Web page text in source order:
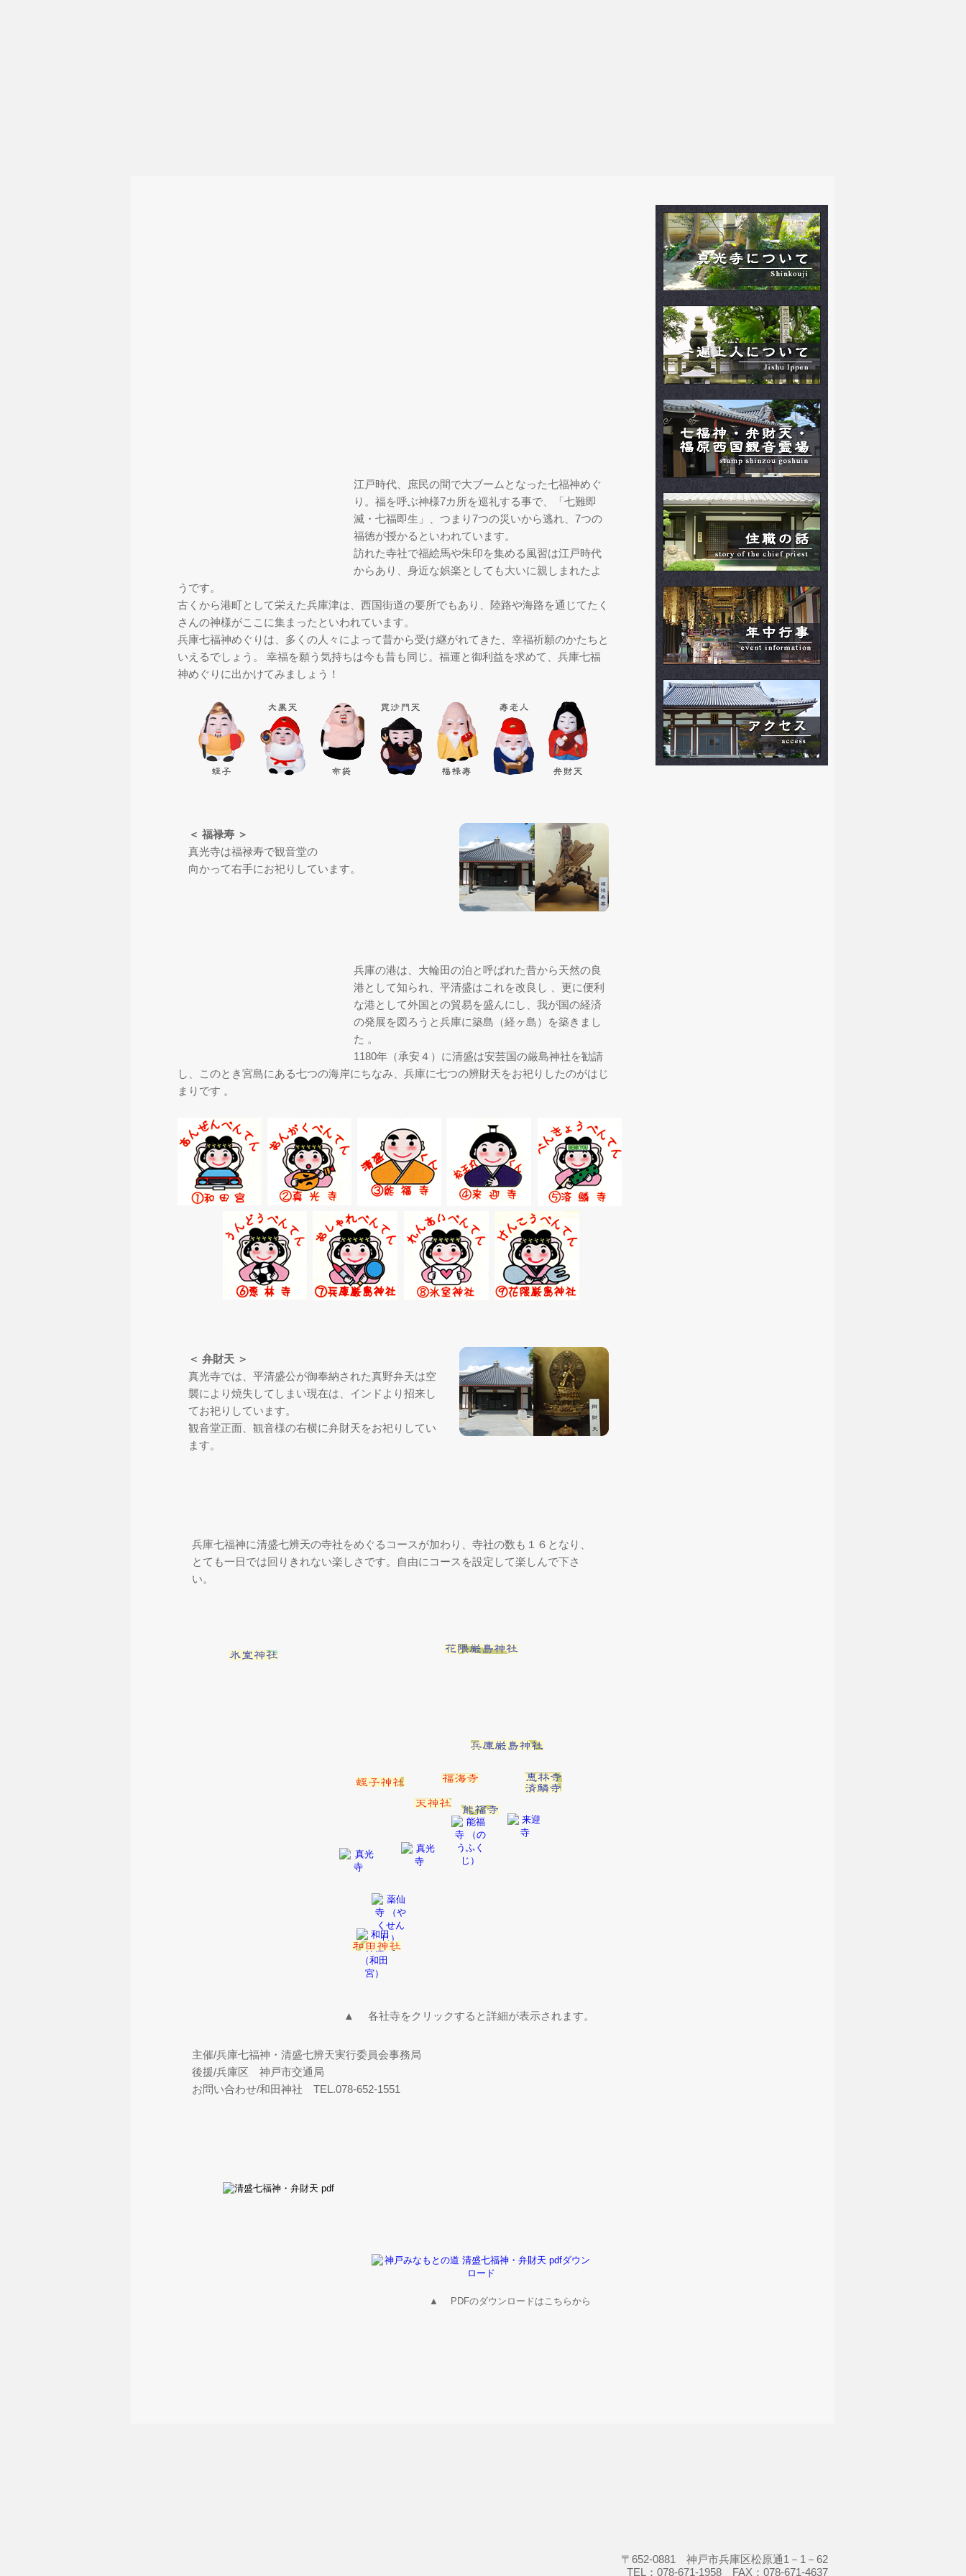
江戸時代、庶民の間で大ブームとなった七福神めぐ
り。福を呼ぶ神様7カ所を巡礼する事で、「七難即
滅・七福即生」、つまり7つの災いから逃れ、7つの
福徳が授かるといわれています。
訪れた寺社で福絵馬や朱印を集める風習は江戸時代
からあり、身近な娯楽としても大いに親しまれたよ
うです。
古くから港町として栄えた兵庫津は、西国街道の要所でもあり、陸路や海路を通じてたく
さんの神様がここに集まったといわれています。
兵庫七福神めぐりは、多くの人々によって昔から受け継がれてきた、幸福祈願のかたちと
いえるでしょう。 幸福を願う気持ちは今も昔も同じ。福運と御利益を求めて、兵庫七福
神めぐりに出かけてみましょう！
＜ 福禄寿 ＞
真光寺は福禄寿で観音堂の
向かって右手にお祀りしています。
兵庫の港は、大輪田の泊と呼ばれた昔から天然の良
港として知られ、平清盛はこれを改良し 、更に便利
な港として外国との貿易を盛んにし、我が国の経済
の発展を図ろうと兵庫に築島（経ヶ島）を築きまし
た 。
1180年（承安４）に清盛は安芸国の厳島神社を勧請
し、このとき宮島にある七つの海岸にちなみ、兵庫に七つの辨財天をお祀りしたのがはじ
まりです 。
＜ 弁財天 ＞
真光寺では、平清盛公が御奉納された真野弁天は空
襲により焼失してしまい現在は、インドより招来し
てお祀りしています。
観音堂正面、観音様の右横に弁財天をお祀りしてい
ます。
兵庫七福神に清盛七辨天の寺社をめぐるコースが加わり、寺社の数も１６となり、
とても一日では回りきれない楽しさです。自由にコースを設定して楽しんで下さ
い。
▲ 各社寺をクリックすると詳細が表示されます。
主催/兵庫七福神・清盛七辨天実行委員会事務局
後援/兵庫区 神戸市交通局
お問い合わせ/和田神社 TEL.078-652-1551
▲ PDFのダウンロードはこちらから
〒652-0881 神戸市兵庫区松原通1－1－62
TEL：078-671-1958 FAX：078-671-4637